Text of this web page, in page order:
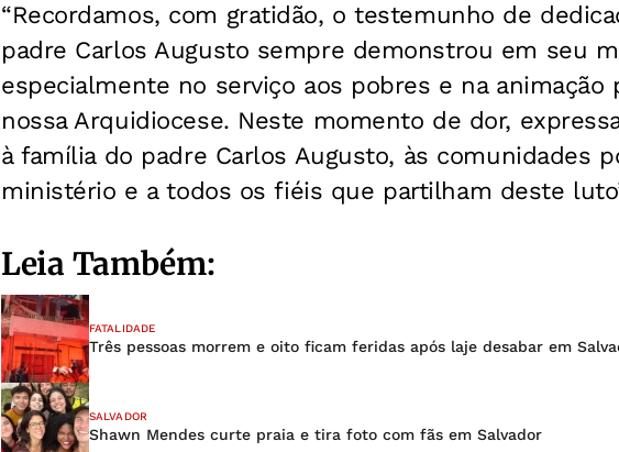
“Recordamos, com gratidão, o testemunho de
padre Carlos Augusto sempre demonstrou em seu
especialmente no serviço aos pobres e na animação
nossa Arquidiocese. Neste momento de dor,
à família do padre Carlos Augusto, às comunidades
ministério e a todos os fiéis que partilham deste
Leia Também:
FATALIDADE
Três pessoas morrem e oito ficam feridas após laje desabar em
SALVADOR
Shawn Mendes curte praia e tira foto com fãs em Salvador